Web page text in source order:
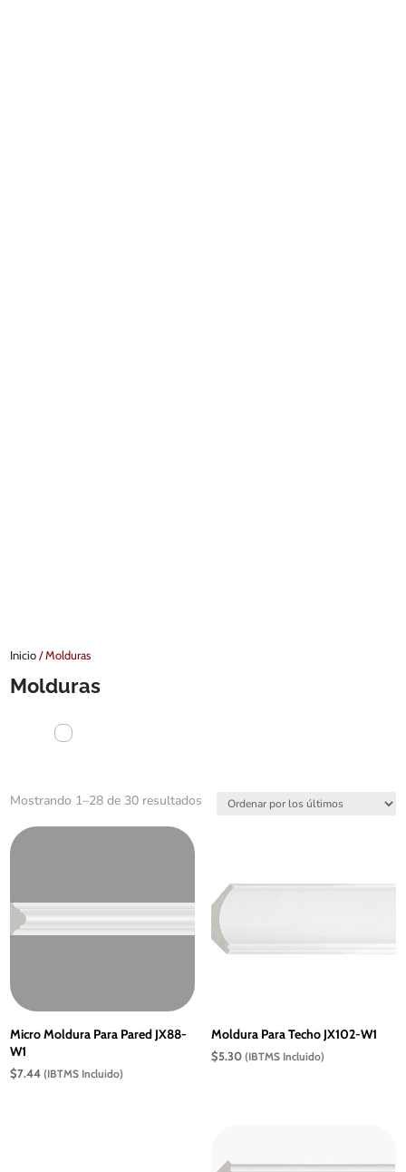
Inicio/ Molduras
Molduras
Mostrando 1–28 de 30 resultados Ordenado
Micro Moldura Para Pared JX88-
W1
$7.44 (IBTMS Incluido)
Moldura Para Techo JX102-W1
$5.30 (IBTMS Incluido)